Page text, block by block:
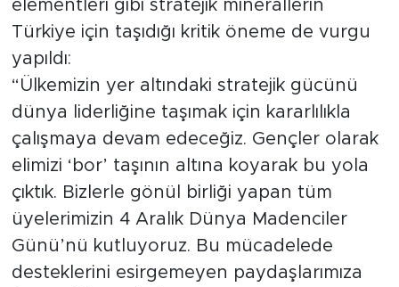
elementleri gibi stratejik minerallerin
Türkiye için taşıdığı kritik öneme de vurgu
yapıldı:
“Ülkemizin yer altındaki stratejik gücünü
dünya liderliğine taşımak için kararlılıkla
çalışmaya devam edeceğiz. Gençler olarak
elimizi ‘bor’ taşının altına koyarak bu yola
çıktık. Bizlerle gönül birliği yapan tüm
üyelerimizin 4 Aralık Dünya Madenciler
Günü’nü kutluyoruz. Bu mücadelede
desteklerini esirgemeyen paydaşlarımıza